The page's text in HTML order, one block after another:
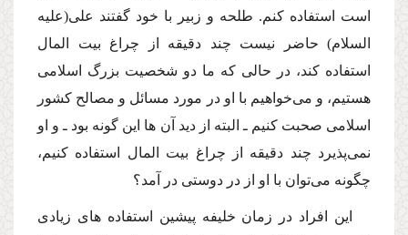
است استفاده كنم. طلحه و زبیر با خود گفتند على(علیه
السلام) حاضر نیست چند دقیقه از چراغ بیت المال
استفاده كند، در حالى كه ما دو شخصیت بزرگ اسلامى
هستیم، و مى‌خواهیم با او در مورد مسائل و مصالح كشور
اسلامى صحبت كنیم ـ البته از دید آن ها این گونه بود ـ و او
نمى‌پذیرد چند دقیقه از چراغ بیت المال استفاده كنیم،
چگونه مى‌توان با او از در دوستى در آمد؟
این افراد در زمان خلیفه پیشین استفاده هاى زیادى